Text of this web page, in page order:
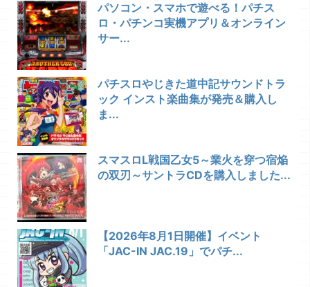
パソコン・スマホで遊べる！パチス
ロ・パチンコ実機アプリ＆オンライン
サー...
パチスロやじきた道中記サウンドトラ
ック インスト楽曲集が発売＆購入し
ま...
スマスロL戦国乙女5～業火を穿つ宿焔
の双刃～サントラCDを購入しました...
【2026年8月1日開催】イベント
「JAC-IN JAC.19」でパチ...